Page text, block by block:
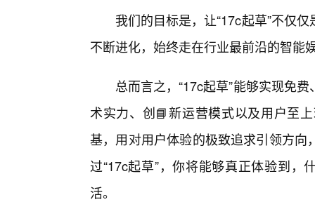
我们的目标是，让“17c起草”不仅
不断进化，始终走在行业最前沿的智能
总而言之，“17c起草”能够实现免
术实力、创📘新运营模式以及用户至
基，用对用户体验的极致追求引领方
过“17c起草”，你将能够真正体验到，
活。